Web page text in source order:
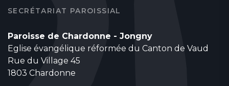
SECRÉTARIAT PAROISSIAL
Paroisse de Chardonne - Jongny
Eglise évangélique réformée du Canton de Vaud
Rue du Village 45
1803 Chardonne